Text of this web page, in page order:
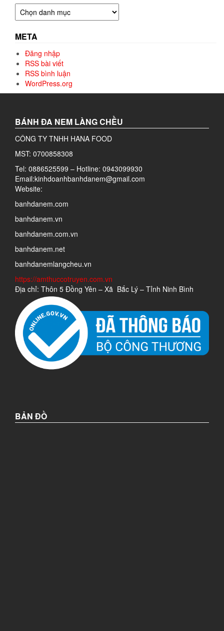
Danh
mục
META
Đăng nhập
RSS bài viết
RSS bình luận
WordPress.org
BÁNH ĐA NEM LÀNG CHỀU
CÔNG TY TNHH HANA FOOD
MST: 0700858308
Tel: 0886525599 – Hotline: 0943099930
Email:kinhdoanhbanhdanem@gmail.com
Website:
banhdanem.com
banhdanem.vn
banhdanem.com.vn
banhdanem.net
banhdanemlangcheu.vn
https://amthuccotruyen.com.vn
Địa chỉ: Thôn 5 Đồng Yên – Xã Bắc Lý – Tỉnh Ninh Bình
BẢN ĐỒ